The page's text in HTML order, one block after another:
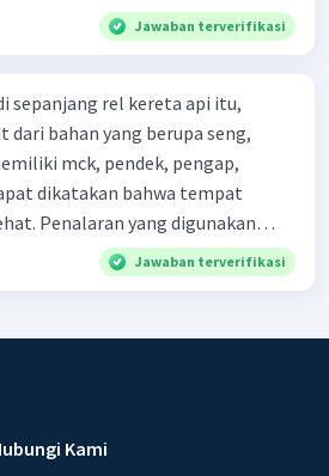
Jawaban terverifikasi
sepanjang rel kereta api itu,
bahan yang berupa seng,
mck, pendek, pengap,
dikatakan bahwa tempat
Jawaban terverifikasi
Kami